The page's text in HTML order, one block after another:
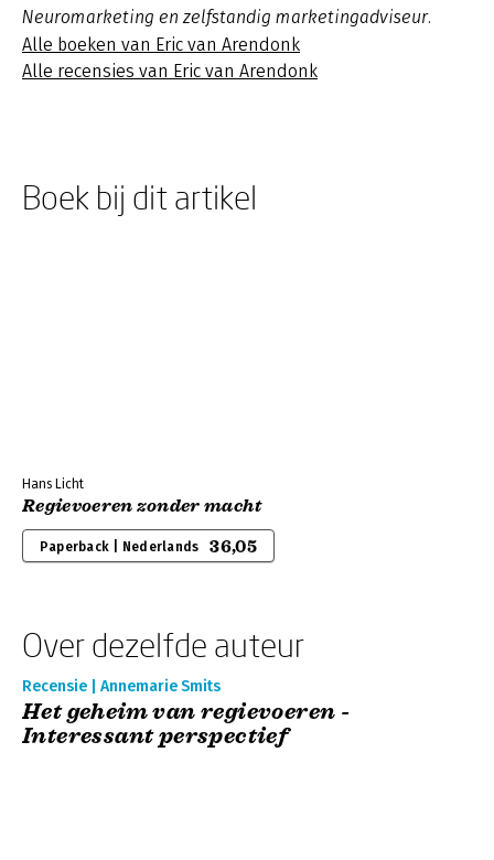
Neuromarketing en zelfstandig marketingadviseur.
Alle boeken van Eric van Arendonk
Alle recensies van Eric van Arendonk
Boek bij dit artikel
Hans Licht
Regievoeren zonder macht
Paperback | Nederlands 36,05
Over dezelfde auteur
Recensie | Annemarie Smits
Het geheim van regievoeren -
Interessant perspectief